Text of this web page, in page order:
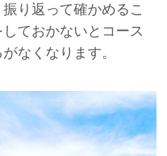
り返って確かめるこ
ておかないとコース
なくなります。